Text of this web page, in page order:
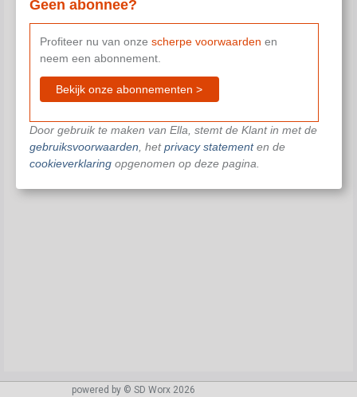
powered by © SD Worx 2026
Geen abonnee?
Profiteer nu van onze scherpe voorwaarden en
neem een abonnement.
Bekijk onze abonnementen >
Door gebruik te maken van Ella, stemt de Klant in met de
gebruiksvoorwaarden , hetprivacy statementen de
cookieverklaringopgenomen op deze pagina.